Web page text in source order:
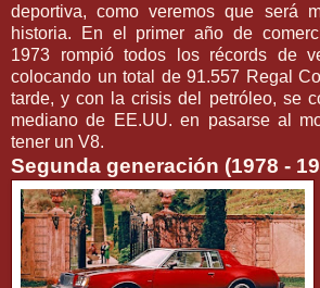
deportiva, como veremos que será
historia. En el primer año de
1973 rompió todos los récords de
colocando un total de 91.557 Regal
tarde, y con la crisis del petróleo, se
mediano de EE.UU. en pasarse al
tener un V8.
Segunda generación (1978 -